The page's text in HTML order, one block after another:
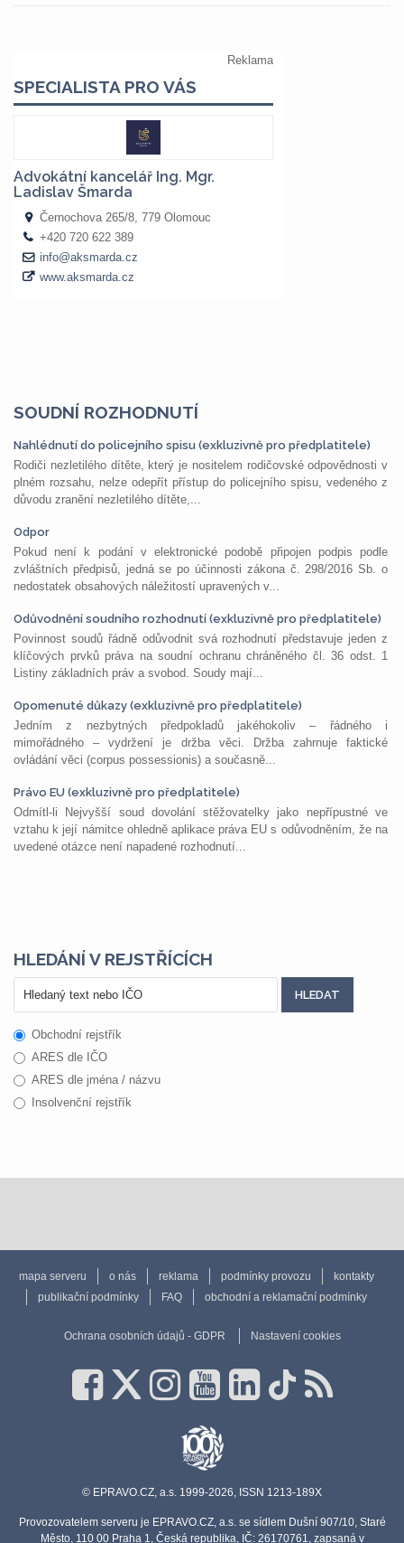
SOUDNÍ ROZHODNUTÍ
Nahlédnutí do policejního spisu (exkluzivně pro předplatitele)
Rodiči nezletilého dítěte, který je nositelem rodičovské odpovědnosti v
plném rozsahu, nelze odepřít přístup do policejního spisu, vedeného z
důvodu zranění nezletilého dítěte,...
Odpor
Pokud není k podání v elektronické podobě připojen podpis podle
zvláštních předpisů, jedná se po účinnosti zákona č. 298/2016 Sb. o
nedostatek obsahových náležitostí upravených v...
Odůvodnění soudního rozhodnutí (exkluzivně pro předplatitele)
Povinnost soudů řádně odůvodnit svá rozhodnutí představuje jeden z
klíčových prvků práva na soudní ochranu chráněného čl. 36 odst. 1
Listiny základních práv a svobod. Soudy mají...
Opomenuté důkazy (exkluzivně pro předplatitele)
Jedním z nezbytných předpokladů jakéhokoliv – řádného i
mimořádného – vydržení je držba věci. Držba zahrnuje faktické
ovládání věci (corpus possessionis) a současně...
Právo EU (exkluzivně pro předplatitele)
Odmítl-li Nejvyšší soud dovolání stěžovatelky jako nepřípustné ve
vztahu k její námitce ohledně aplikace práva EU s odůvodněním, že na
uvedené otázce není napadené rozhodnutí...
HLEDÁNÍ V REJSTŘÍCÍCH
Obchodní rejstřík
ARES dle IČO
ARES dle jména / názvu
Insolvenční rejstřík
mapa serveru o nás reklama podmínky provozu
kontakty
publikační podmínky
FAQ obchodní a reklamační podmínky
Ochrana osobních údajů - GDPR Nastavení cookies
© EPRAVO.CZ, a.s. 1999-2026, ISSN 1213-189X
Provozovatelem serveru je EPRAVO.CZ, a.s. se sídlem Dušní 907/10, Staré
Město, 110 00 Praha 1, Česká republika, IČ: 26170761, zapsaná v